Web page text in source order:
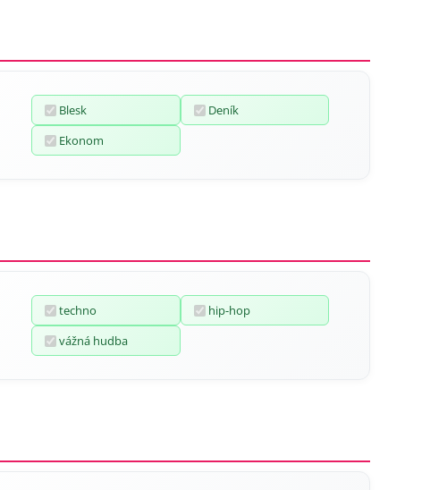
Blesk
Deník
Ekonom
techno
hip-hop
vážná hudba